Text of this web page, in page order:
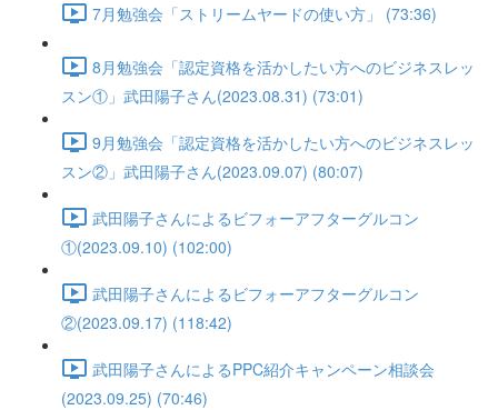
7月勉強会「ストリームヤードの使い方」 (73:36)
8月勉強会「認定資格を活かしたい方へのビジネスレッ
スン①」武田陽子さん(2023.08.31) (73:01)
9月勉強会「認定資格を活かしたい方へのビジネスレッ
スン②」武田陽子さん(2023.09.07) (80:07)
武田陽子さんによるビフォーアフターグルコン
①(2023.09.10) (102:00)
武田陽子さんによるビフォーアフターグルコン
②(2023.09.17) (118:42)
武田陽子さんによるPPC紹介キャンペーン相談会
(2023.09.25) (70:46)